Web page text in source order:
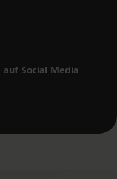
Social Media